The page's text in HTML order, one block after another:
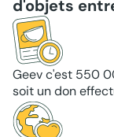
d'objets
Geev c'est 550
soit un don